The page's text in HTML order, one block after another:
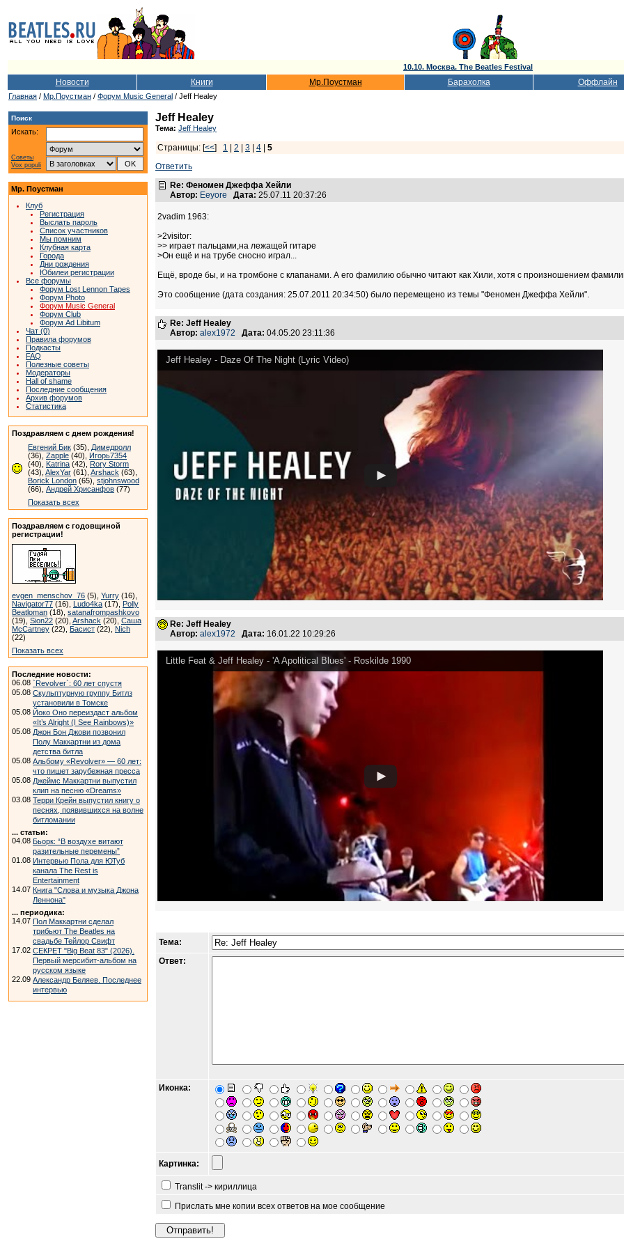
10.10. Москва. The Beatles Festival
Новости Книги Мр.Поустман Барахолка Оффлайн
Главная / Мр.Поустман / Форум Music General / Jeff Healey
Поиск
Искать:
Советы
Vox populi
Мр. Поустман
Клуб
Регистрация
Выслать пароль
Список участников
Мы помним
Клубная карта
Города
Дни рождения
Юбилеи регистрации
Все форумы
Форум Lost Lennon Tapes
Форум Photo
Форум Music General
Форум Club
Форум Ad Libitum
Чат (0)
Правила форумов
Подкасты
FAQ
Полезные советы
Модераторы
Hall of shame
Последние сообщения
Архив форумов
Статистика
Поздравляем с днем рождения!
Евгений Бик (35), Димедролл
(36), Zapple (40), Игорь7354
(40), Katrina (42), Rory Storm
(43), AlexYar (61), Arshack (63),
Borick London (65), stjohnswood
(66), Андрей Хрисанфов (77)
Показать всех
Поздравляем с годовщиной
регистрации!
evgen_menschov_76 (5), Yurry (16),
Navigator77 (16), Ludo4ka (17), Polly
Beatloman (18), satanafrompashkovo
(19), Sion22 (20), Arshack (20), Саша
McCartney (22), Басист (22), Nich
(22)
Показать всех
Последние новости:
06.08 `Revolver`: 60 лет спустя
05.08 Скульптурную группу Битлз
установили в Томске
05.08 Йоко Оно переиздаст альбом
«It’s Alright (I See Rainbows)»
05.08 Джон Бон Джови позвонил
Полу Маккартни из дома
детства битла
05.08 Альбому «Revolver» — 60 лет:
что пишет зарубежная пресса
05.08 Джеймс Маккартни выпустил
клип на песню «Dreams»
03.08 Терри Крейн выпустил книгу о
песнях, появившихся на волне
битломании
... статьи:
04.08 Бьорк: “В воздухе витают
разительные перемены”
01.08 Интервью Пола для ЮТуб
канала The Rest is
Entertainment
14.07 Книга "Слова и музыка Джона
Леннона"
... периодика:
14.07 Пол Маккартни сделал
трибьют The Beatles на
свадьбе Тейлор Свифт
17.02 СЕКРЕТ "Big Beat 83" (2026).
Первый мерсибит-альбом на
русском языке
22.09 Александр Беляев. Последнее
интервью
Jeff Healey
Тема: Jeff Healey
Страницы: [<<] 1 2 3 4
5
Ответить
Re: Феномен Джеффа Хейли
Автор: Eeyore Дата: 25.07.11 20:37:26
2vadim 1963:
>2visitor:
>> играет пальцами,на лежащей гитаре
>Он ещё и на трубе сносно играл...
Ещё, вроде бы, и на тромбоне с клапанами. А его фамилию обычно читают как Хили, хотя с произношением
Это сообщение (дата создания: 25.07.2011 20:34:50) было перемещено из темы "Феномен Джеффа Хейли".
Re: Jeff Healey
Автор: alex1972 Дата: 04.05.20 23:11:36
Jeff Healey - Daze Of The Night (Lyric Video)
Re: Jeff Healey
Автор: alex1972 Дата: 16.01.22 10:29:26
Little Feat & Jeff Healey - 'A Apolitical Blues' - Roskilde 1990
Тема:
Ответ:
Иконка:
Картинка:
Translit -> кириллица
Прислать мне копии всех ответов на мое сообщение